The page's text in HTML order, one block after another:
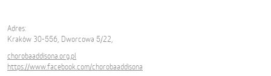
Adres:
Kraków 30-556, Dworcowa 5/22,
chorobaaddisona.org.pl
https://www.facebook.com/chorobaaddisona